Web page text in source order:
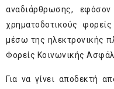
αναδιάρθρωσης,
χρηματοδοτικούς
μέσω της ηλεκτρονικής
Φορείς Κοινωνικής
Για να γίνει αποδεκτή